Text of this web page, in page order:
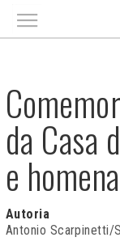
Main menu
da Casa
e
Autoria
Antonio Scarpinetti/